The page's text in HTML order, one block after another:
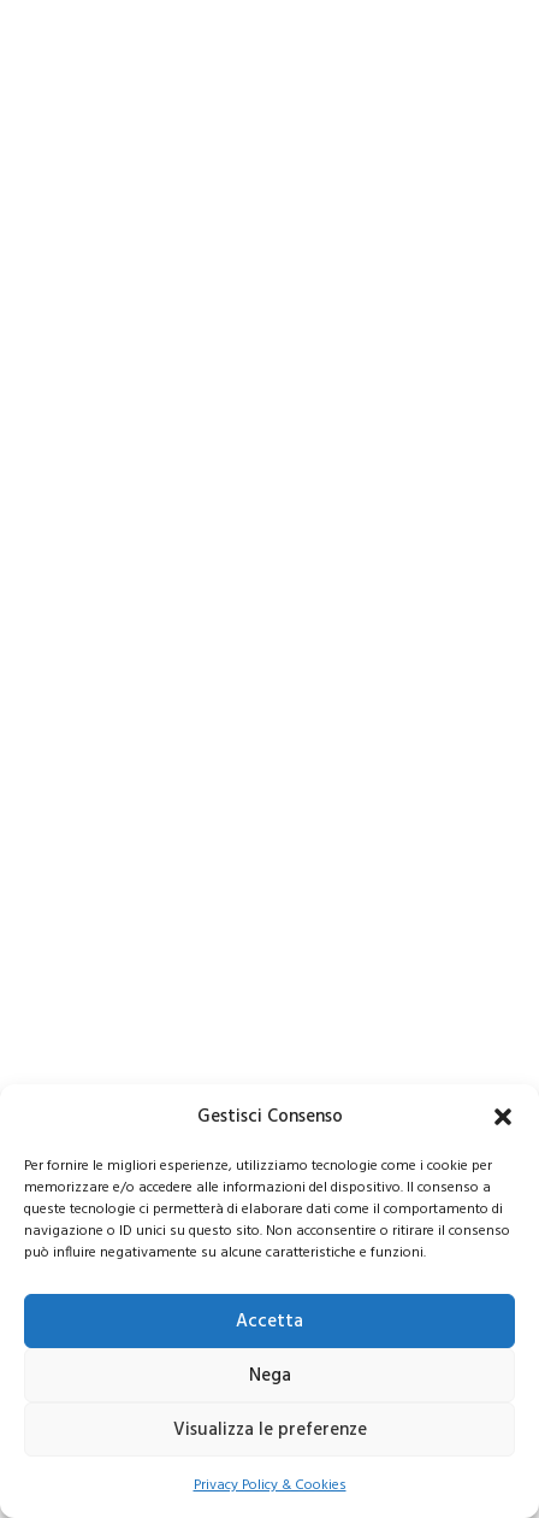
Gestisci Consenso
Per fornire le migliori esperienze, utilizziamo tecnologie come i cookie per
memorizzare e/o accedere alle informazioni del dispositivo. Il consenso a
queste tecnologie ci permetterà di elaborare dati come il comportamento di
navigazione o ID unici su questo sito. Non acconsentire o ritirare il consenso
può influire negativamente su alcune caratteristiche e funzioni.
Accetta
Nega
Visualizza le preferenze
Privacy Policy & Cookies